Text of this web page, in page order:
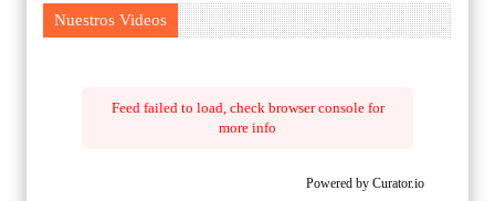
Nuestros Videos
Feed failed to load, check browser console for
more info
Powered by Curator.io